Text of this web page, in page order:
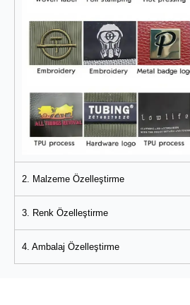
2. Malzeme Özelleştirme
3. Renk Özelleştirme
4. Ambalaj Özelleştirme